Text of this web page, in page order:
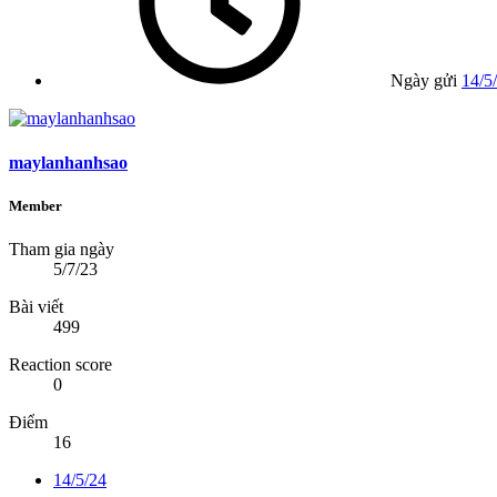
Ngày gửi 14/
maylanhanhsao
Member
Tham gia ngày
5/7/23
Bài viết
499
Reaction score
0
Điểm
16
14/5/24